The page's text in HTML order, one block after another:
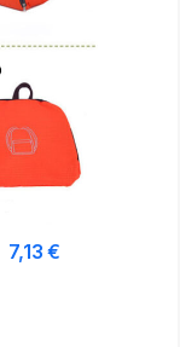
7,13€